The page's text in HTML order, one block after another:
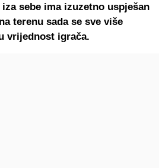
sebe ima izuzetno uspješan
terenu sada se sve više
vrijednost igrača.